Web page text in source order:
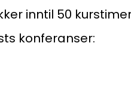
inntil 50
konferanser: